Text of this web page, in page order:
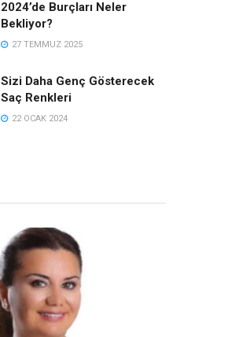
2024’de Burçları Neler
Bekliyor?
27 TEMMUZ 2025
Sizi Daha Genç Gösterecek
Saç Renkleri
22 OCAK 2024